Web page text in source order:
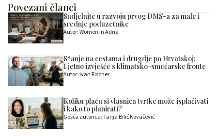
Povezani članci
Sudjelujte u razvoju prvog DMS-a za male i
srednje poduzetnike
Autor: Women in Adria
S*anje na cestama i drugdje po Hrvatskoj:
Ljetno izvješće s klimatsko-smećarske fronte
Autor: Ivan Fischer
Koliku plaću si vlasnica tvrtke može isplaćivati
i kako to planirati?
Gošća autorica: Tanja Bilić Kovačević